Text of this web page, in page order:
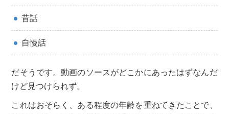
昔話
自慢話
だそうです。動画のソースがどこかにあったはずなんだ
けど見つけられず。
これはおそらく、ある程度の年齢を重ねてきたことで、